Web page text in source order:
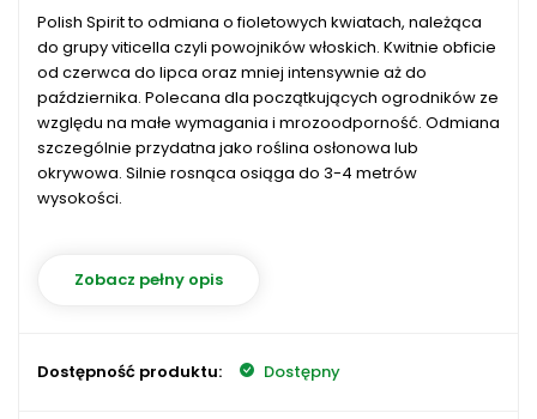
Polish Spirit to odmiana o fioletowych kwiatach, należąca
do grupy viticella czyli powojników włoskich. Kwitnie obficie
od czerwca do lipca oraz mniej intensywnie aż do
października. Polecana dla początkujących ogrodników ze
względu na małe wymagania i mrozoodporność. Odmiana
szczególnie przydatna jako roślina osłonowa lub
okrywowa. Silnie rosnąca osiąga do 3-4 metrów
wysokości.
Zobacz pełny opis
Dostępność produktu: Dostępny